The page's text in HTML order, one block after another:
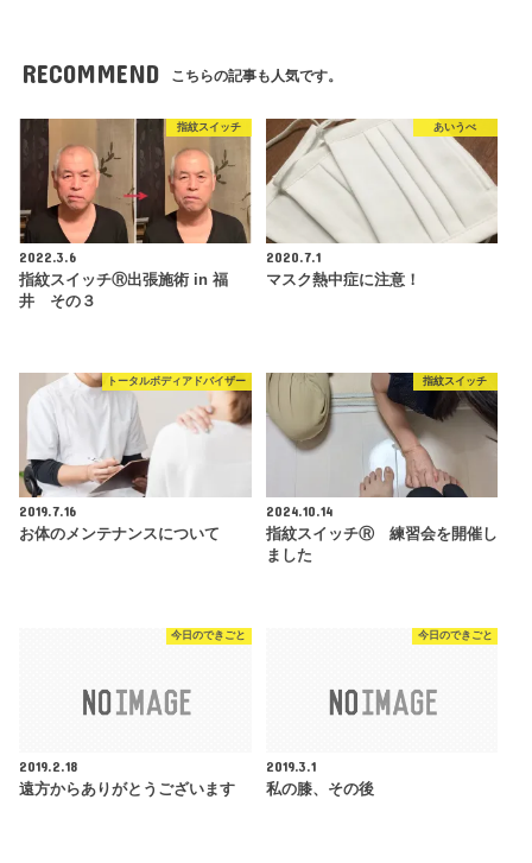
RECOMMEND こちらの記事も人気です。
指紋スイッチ
2022.3.6
指紋スイッチⓇ出張施術 in 福
井 その３
あいうべ
2020.7.1
マスク熱中症に注意！
トータルボディアドバイザー
2019.7.16
お体のメンテナンスについて
指紋スイッチ
2024.10.14
指紋スイッチⓇ 練習会を開催し
ました
今日のできごと
2019.2.18
遠方からありがとうございます
今日のできごと
2019.3.1
私の膝、その後